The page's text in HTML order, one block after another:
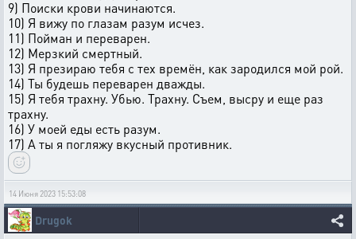
9) Поиски крови начинаются.
10) Я вижу по глазам разум исчез.
11) Пойман и переварен.
12) Мерзкий смертный.
13) Я презираю тебя с тех времён, как зародился мой рой.
14) Ты будешь переварен дважды.
15) Я тебя трахну. Убью. Трахну. Съем, высру и еще раз
трахну.
16) У моей еды есть разум.
17) А ты я погляжу вкусный противник.
14 Июня 2023 15:53:08
Drugok